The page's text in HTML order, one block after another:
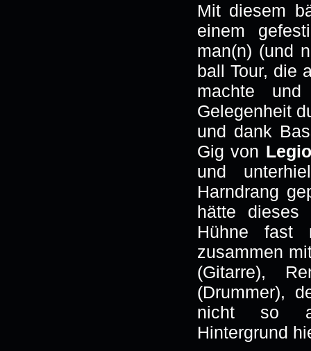
Mit diesem
einem
man(n) (und
ball Tour, die
machte
Gelegenheit
und dank
Gig von
und
Harndrang
hätte
Hühne fast
zusammen
(Gitarre),
(Drummer),
nicht so
Hintergrund